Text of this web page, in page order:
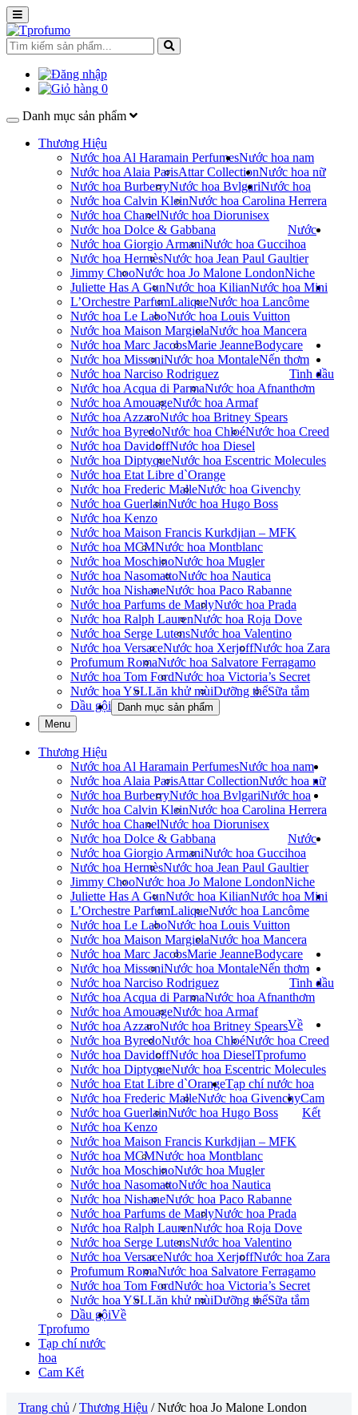
0
Danh mục sản phẩm
Thương Hiệu
Nước hoa Al Haramain Perfumes
Nước hoa Alaia ParisAttar Collection
Nước hoa BurberryNước hoa Bvlgari
Nước hoa Calvin KleinNước hoa Carolina Herrera
Nước hoa ChanelNước hoa Dior
Nước hoa Dolce & Gabbana
Nước hoa Giorgio ArmaniNước hoa Gucci
Nước hoa HermèsNước hoa Jean Paul Gaultier
Jimmy ChooNước hoa Jo Malone London
Juliette Has A GunNước hoa Kilian
L’Orchestre ParfumLaliqueNước hoa Lancôme
Nước hoa Le LaboNước hoa Louis Vuitton
Nước hoa Maison MargielaNước hoa Mancera
Nước hoa Marc JacobsMarie Jeanne
Nước hoa MissoniNước hoa Montale
Nước hoa Narciso Rodriguez
Nước hoa Acqua di ParmaNước hoa Afnan
Nước hoa AmouageNước hoa Armaf
Nước hoa AzzaroNước hoa Britney Spears
Nước hoa ByredoNước hoa ChloéNước hoa Creed
Nước hoa DavidoffNước hoa Diesel
Nước hoa DiptyqueNước hoa Escentric Molecules
Nước hoa Etat Libre d`Orange
Nước hoa Frederic MalleNước hoa Givenchy
Nước hoa GuerlainNước hoa Hugo Boss
Nước hoa Kenzo
Nước hoa Maison Francis Kurkdjian – MFK
Nước hoa MCMNước hoa Montblanc
Nước hoa MoschinoNước hoa Mugler
Nước hoa NasomattoNước hoa Nautica
Nước hoa NishaneNước hoa Paco Rabanne
Nước hoa Parfums de MarlyNước hoa Prada
Nước hoa Ralph LaurenNước hoa Roja Dove
Nước hoa Serge LutensNước hoa Valentino
Nước hoa VersaceNước hoa XerjoffNước hoa Zara
Profumum RomaNước hoa Salvatore Ferragamo
Nước hoa Tom FordNước hoa Victoria’s Secret
Nước hoa YSL
Nước hoa nam
Nước hoa nữ
Nước hoa
unisex
Nước
hoa
Niche
Nước hoa Mini
Bodycare
Lăn khử mùiDưỡng thểSữa tắm
Dầu gội
Nến thơm
Tinh dầu
thơm
Danh mục sản phẩm
Menu
Thương Hiệu
Nước hoa Al Haramain Perfumes
Nước hoa Alaia ParisAttar Collection
Nước hoa BurberryNước hoa Bvlgari
Nước hoa Calvin KleinNước hoa Carolina Herrera
Nước hoa ChanelNước hoa Dior
Nước hoa Dolce & Gabbana
Nước hoa Giorgio ArmaniNước hoa Gucci
Nước hoa HermèsNước hoa Jean Paul Gaultier
Jimmy ChooNước hoa Jo Malone London
Juliette Has A GunNước hoa Kilian
L’Orchestre ParfumLaliqueNước hoa Lancôme
Nước hoa Le LaboNước hoa Louis Vuitton
Nước hoa Maison MargielaNước hoa Mancera
Nước hoa Marc JacobsMarie Jeanne
Nước hoa MissoniNước hoa Montale
Nước hoa Narciso Rodriguez
Nước hoa Acqua di ParmaNước hoa Afnan
Nước hoa AmouageNước hoa Armaf
Nước hoa AzzaroNước hoa Britney Spears
Nước hoa ByredoNước hoa ChloéNước hoa Creed
Nước hoa DavidoffNước hoa Diesel
Nước hoa DiptyqueNước hoa Escentric Molecules
Nước hoa Etat Libre d`Orange
Nước hoa Frederic MalleNước hoa Givenchy
Nước hoa GuerlainNước hoa Hugo Boss
Nước hoa Kenzo
Nước hoa Maison Francis Kurkdjian – MFK
Nước hoa MCMNước hoa Montblanc
Nước hoa MoschinoNước hoa Mugler
Nước hoa NasomattoNước hoa Nautica
Nước hoa NishaneNước hoa Paco Rabanne
Nước hoa Parfums de MarlyNước hoa Prada
Nước hoa Ralph LaurenNước hoa Roja Dove
Nước hoa Serge LutensNước hoa Valentino
Nước hoa VersaceNước hoa XerjoffNước hoa Zara
Profumum RomaNước hoa Salvatore Ferragamo
Nước hoa Tom FordNước hoa Victoria’s Secret
Nước hoa YSL
Nước hoa nam
Nước hoa nữ
Nước hoa
unisex
Nước
hoa
Niche
Nước hoa Mini
Bodycare
Lăn khử mùiDưỡng thểSữa tắm
Dầu gội
Nến thơm
Tinh dầu
thơm
Về
Tprofumo
Tạp chí nước hoa
Cam
Kết
Về
Tprofumo
Tạp chí nước
hoa
Cam Kết
Trang chủ /Thương Hiệu / Nước hoa Jo Malone London